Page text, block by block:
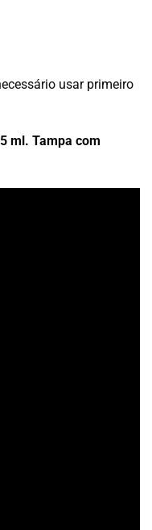
usar primeiro
ml. Tampa com